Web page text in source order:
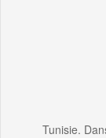
Tunisie.